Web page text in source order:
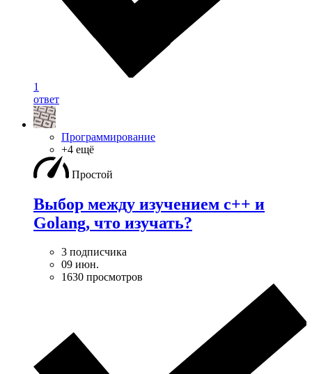
1
ответ
Программирование
+4 ещё
Простой
Выбор между изучением c++ и
Golang, что изучать?
3 подписчика
09 июн.
1630 просмотров